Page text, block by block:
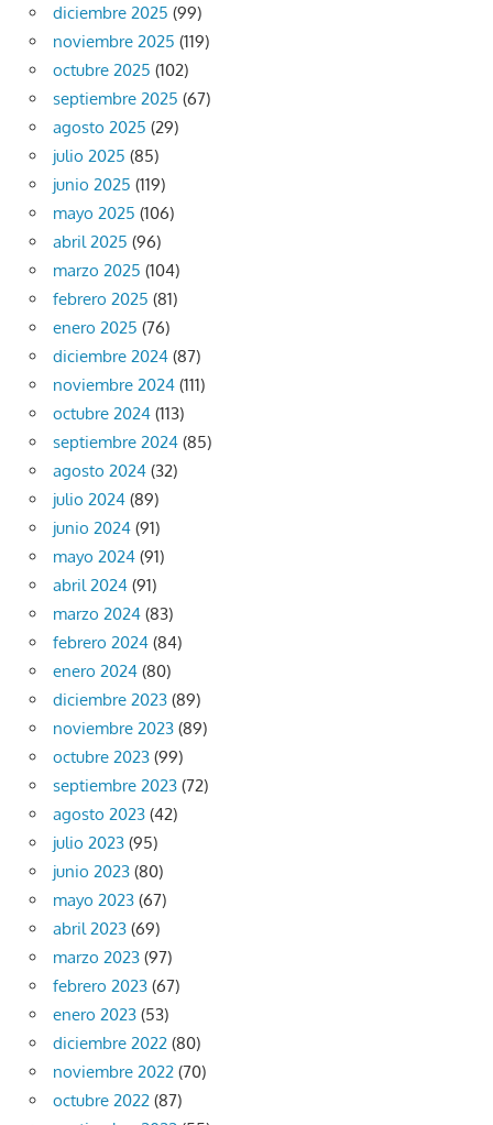
diciembre 2025 (99)
noviembre 2025 (119)
octubre 2025 (102)
septiembre 2025 (67)
agosto 2025 (29)
julio 2025 (85)
junio 2025 (119)
mayo 2025 (106)
abril 2025 (96)
marzo 2025 (104)
febrero 2025 (81)
enero 2025 (76)
diciembre 2024 (87)
noviembre 2024 (111)
octubre 2024 (113)
septiembre 2024 (85)
agosto 2024 (32)
julio 2024 (89)
junio 2024 (91)
mayo 2024 (91)
abril 2024 (91)
marzo 2024 (83)
febrero 2024 (84)
enero 2024 (80)
diciembre 2023 (89)
noviembre 2023 (89)
octubre 2023 (99)
septiembre 2023 (72)
agosto 2023 (42)
julio 2023 (95)
junio 2023 (80)
mayo 2023 (67)
abril 2023 (69)
marzo 2023 (97)
febrero 2023 (67)
enero 2023 (53)
diciembre 2022 (80)
noviembre 2022 (70)
octubre 2022 (87)